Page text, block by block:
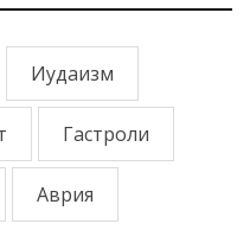
Иудаизм
Гастроли
Аврия